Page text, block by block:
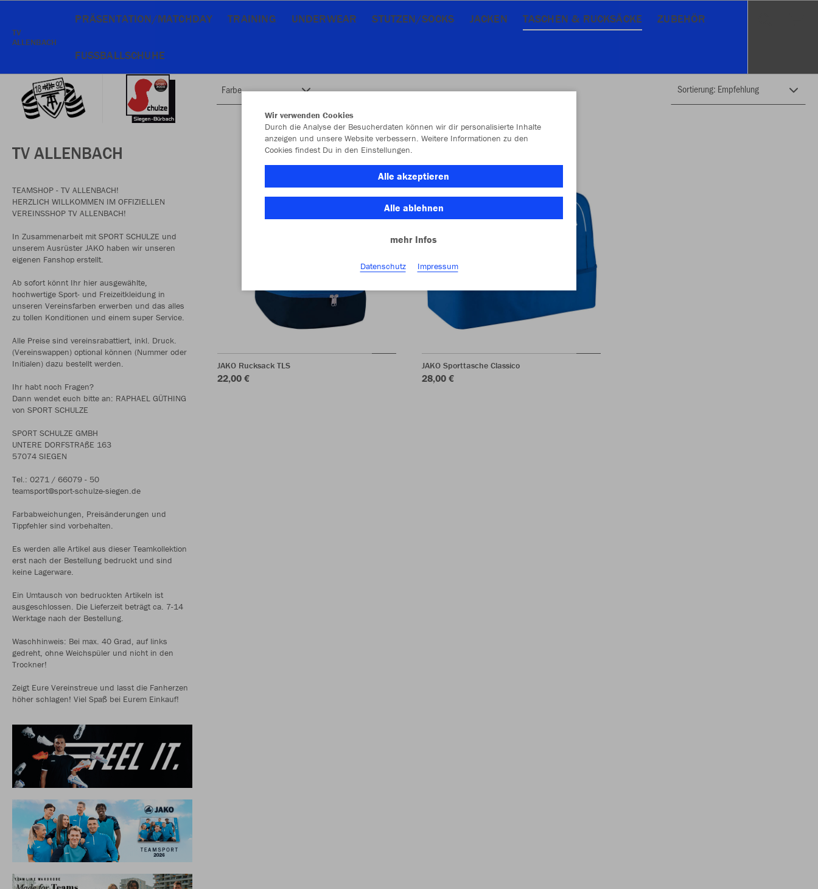
TV
ALLENBACH
PRÄSENTATION/MATCHDAY TRAINING UNDERWEAR STUTZEN/SOCKS JACKEN TASCHEN & RUCKSÄCKE ZUBEHÖR
FUSSBALLSCHUHE
TV ALLENBACH
TEAMSHOP - TV ALLENBACH!
HERZLICH WILLKOMMEN IM OFFIZIELLEN
VEREINSSHOP TV ALLENBACH!
In Zusammenarbeit mit SPORT SCHULZE und
unserem Ausrüster JAKO haben wir unseren
eigenen Fanshop erstellt.
Ab sofort könnt Ihr hier ausgewählte,
hochwertige Sport- und Freizeitkleidung in
unseren Vereinsfarben erwerben und das alles
zu tollen Konditionen und einem super Service.
Alle Preise sind vereinsrabattiert, inkl. Druck.
(Vereinswappen) optional können (Nummer oder
Initialen) dazu bestellt werden.
Ihr habt noch Fragen?
Dann wendet euch bitte an: RAPHAEL GÜTHING
von SPORT SCHULZE
SPORT SCHULZE GMBH
UNTERE DORFSTRAßE 163
57074 SIEGEN
Tel.: 0271 / 66079 - 50
teamsport@sport-schulze-siegen.de
Farbabweichungen, Preisänderungen und
Tippfehler sind vorbehalten.
Es werden alle Artikel aus dieser Teamkollektion
erst nach der Bestellung bedruckt und sind
keine Lagerware.
Ein Umtausch von bedruckten Artikeln ist
ausgeschlossen. Die Lieferzeit beträgt ca. 7-14
Werktage nach der Bestellung.
Waschhinweis: Bei max. 40 Grad, auf links
gedreht, ohne Weichspüler und nicht in den
Trockner!
Zeigt Eure Vereinstreue und lasst die Fanherzen
höher schlagen! Viel Spaß bei Eurem Einkauf!
Farbe
JAKO Rucksack TLS
22,00 €
JAKO Sporttasche Classico
28,00 €
Wir verwenden Cookies
Durch die Analyse der Besucherdaten können wir dir personalisierte Inhalte
anzeigen und unsere Website verbessern. Weitere Informationen zu den
Cookies findest Du in den Einstellungen.
Alle akzeptieren
Alle ablehnen
mehr Infos
Datenschutz Impressum